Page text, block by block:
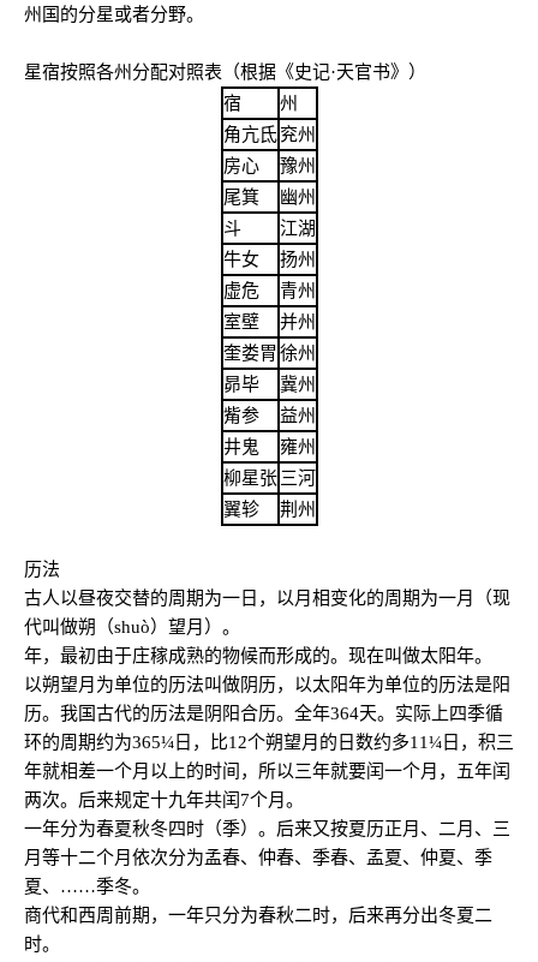
州国的分星或者分野。
星宿按照各州分配对照表（根据《史记·天官书》）
宿
州
角亢氐 兖州
房心
豫州
尾箕
幽州
斗
江湖
牛女
扬州
虚危
青州
室壁
并州
奎娄胃徐州
昴毕
冀州
觜参
益州
井鬼
雍州
柳星张 三河
翼轸
荆州
历法
古人以昼夜交替的周期为一日，以月相变化的周期为一月（现
代叫做朔（shuò）望月）。
年，最初由于庄稼成熟的物候而形成的。现在叫做太阳年。
以朔望月为单位的历法叫做阴历，以太阳年为单位的历法是阳
历。我国古代的历法是阴阳合历。全年364天。实际上四季循
环的周期约为365¼日，比12个朔望月的日数约多11¼日，积三
年就相差一个月以上的时间，所以三年就要闰一个月，五年闰
两次。后来规定十九年共闰7个月。
一年分为春夏秋冬四时（季）。后来又按夏历正月、二月、三
月等十二个月依次分为孟春、仲春、季春、孟夏、仲夏、季
夏、……季冬。
商代和西周前期，一年只分为春秋二时，后来再分出冬夏二
时。